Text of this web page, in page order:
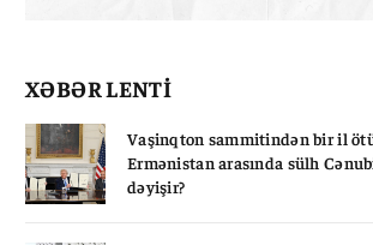
XƏBƏR LENTİ
Vaşinqton sammitindən bir il
Ermənistan arasında sülh
dəyişir?